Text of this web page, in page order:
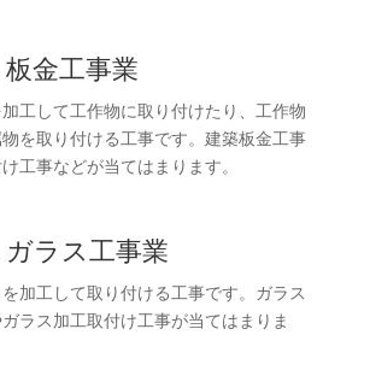
板金工事業
工して工作物に取り付けたり、工作物
を取り付ける工事です。建築板金工事
工事などが当てはまります。
ガラス工事業
加工して取り付ける工事です。ガラス
ラス加工取付け工事が当てはまりま